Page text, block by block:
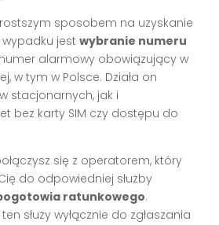
sposobem na uzyskanie
wypadku jestwybranie numeru
alarmowy obowiązujący w
w tym w Polsce. Działa on
stacjonarnych, jak i
bez karty SIM czy dostępu do
się z operatorem, który
do odpowiedniej służby
ratunkowego.
służy wyłącznie do zgłaszania